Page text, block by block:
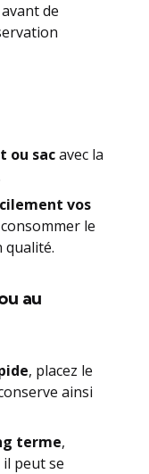
avant de
ou sacavec la
vos
le
qualité.
au
, placez le
ainsi
terme,
peut se